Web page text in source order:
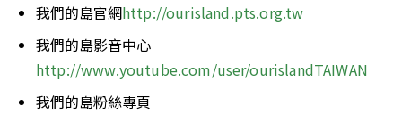
我們的島官網http://ourisland.pts.org.tw
我們的島影音中心
http://www.youtube.com/user/ourislandTAIWAN
我們的島粉絲專頁